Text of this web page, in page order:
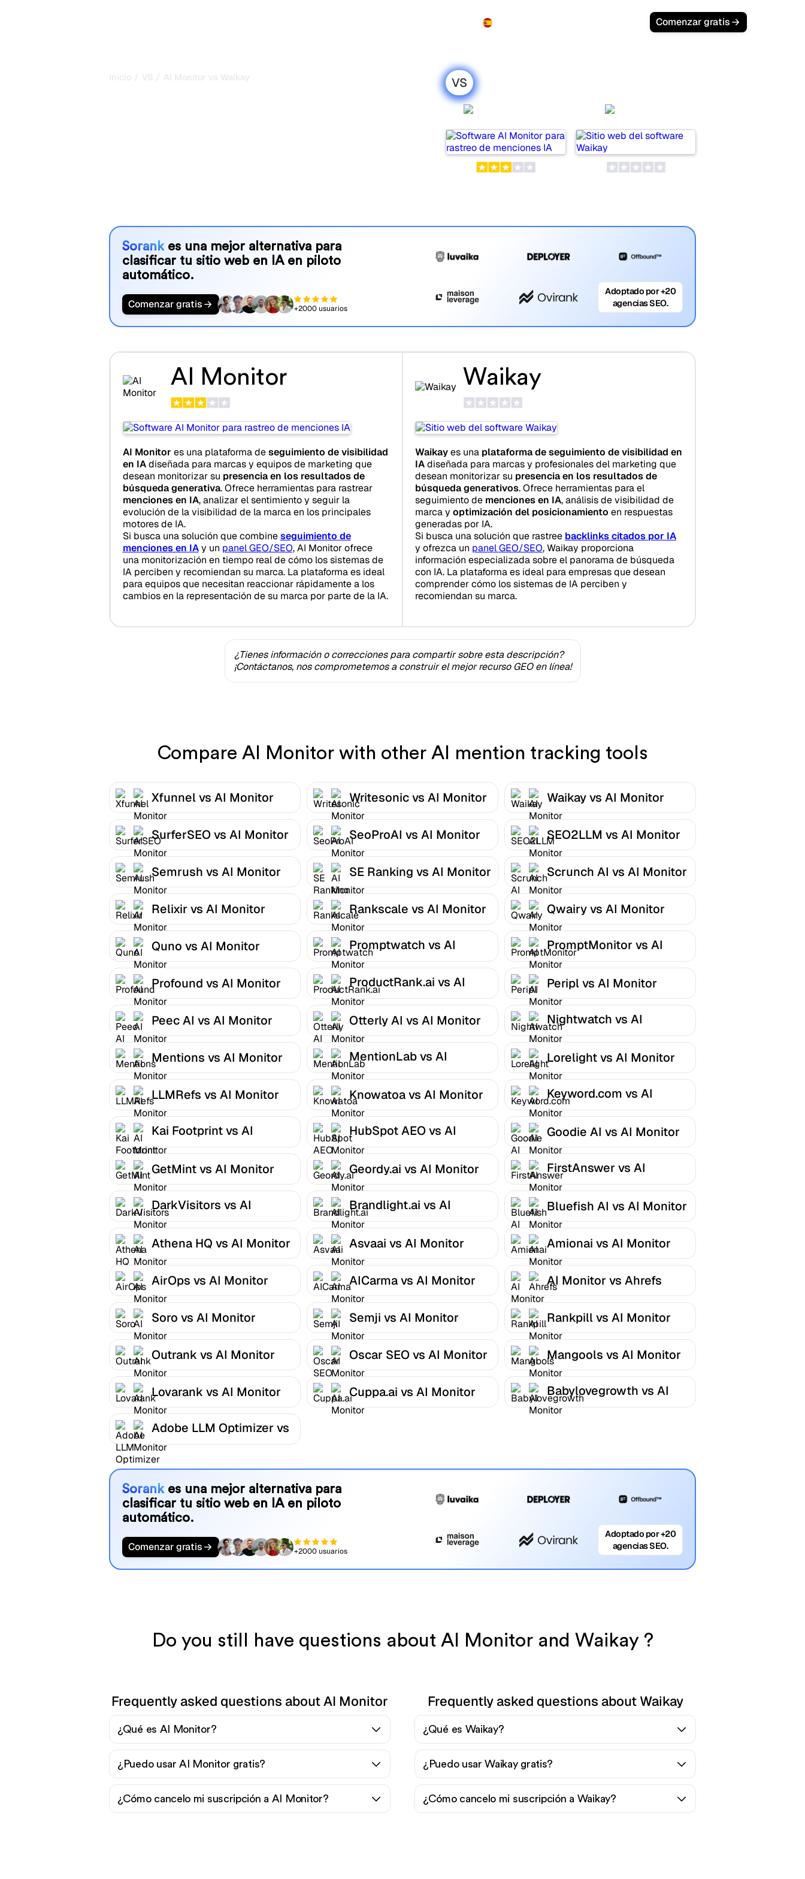
Comenzar gratis
Inicio / VS / AI Monitor vs Waikay VS
Sorankes una mejor alternativa para
clasificar tu sitio web en IA en piloto
automático.
Comenzar gratis +2000 usuarios
Adoptado por +20
agencias SEO.
AI Monitor
AI Monitor es una plataforma deseguimiento de visibilidad
en IAdiseñada para marcas y equipos de marketing que
desean monitorizar su presencia en los resultados de
búsqueda generativa. Ofrece herramientas para rastrear
menciones en IA, analizar el sentimiento y seguir la
evolución de la visibilidad de la marca en los principales
motores de IA.
Si busca una solución que combineseguimiento de
menciones en IAy un panel GEO/SEO, AI Monitor ofrece
una monitorización en tiempo real de cómo los sistemas de
IA perciben y recomiendan su marca. La plataforma es ideal
para equipos que necesitan reaccionar rápidamente a los
cambios en la representación de su marca por parte de la IA.
Waikay
Waikayes una plataforma de seguimiento de visibilidad en
IAdiseñada para marcas y profesionales del marketing que
desean monitorizar su presencia en los resultados de
búsqueda generativos. Ofrece herramientas para el
seguimiento de menciones en IA, análisis de visibilidad de
marca y optimización del posicionamiento en respuestas
generadas por IA.
Si busca una solución que rastree backlinks citados por IA
y ofrezca un panel GEO/SEO, Waikay proporciona
información especializada sobre el panorama de búsqueda
con IA. La plataforma es ideal para empresas que desean
comprender cómo los sistemas de IA perciben y
recomiendan su marca.
¿Tienes información o correcciones para compartir sobre esta descripción?
¡Contáctanos, nos comprometemos a construir el mejor recurso GEO en línea!
Compare AI Monitor with other AI mention tracking tools
Xfunnel vs AI Monitor Writesonic vs AI Monitor Waikay vs AI Monitor
SurferSEO vs AI Monitor SeoProAI vs AI Monitor SEO2LLM vs AI Monitor
Semrush vs AI Monitor SE Ranking vs AI Monitor Scrunch AI vs AI Monitor
Relixir vs AI Monitor Rankscale vs AI Monitor Qwairy vs AI Monitor
Quno vs AI Monitor
Promptwatch vs AI
Monitor
PromptMonitor vs AI
Monitor
Profound vs AI Monitor
ProductRank.ai vs AI
Monitor
Peripl vs AI Monitor
Peec AI vs AI Monitor Otterly AI vs AI Monitor
Nightwatch vs AI
Monitor
Mentions vs AI Monitor
MentionLab vs AI
Monitor
Lorelight vs AI Monitor
LLMRefs vs AI Monitor Knowatoa vs AI Monitor
Keyword.com vs AI
Monitor
Kai Footprint vs AI
Monitor
HubSpot AEO vs AI
Monitor
Goodie AI vs AI Monitor
GetMint vs AI Monitor Geordy.ai vs AI Monitor
FirstAnswer vs AI
Monitor
DarkVisitors vs AI
Monitor
Brandlight.ai vs AI
Monitor
Bluefish AI vs AI Monitor
Athena HQ vs AI Monitor Asvaai vs AI Monitor Amionai vs AI Monitor
AirOps vs AI Monitor AICarma vs AI Monitor AI Monitor vs Ahrefs
Soro vs AI Monitor Semji vs AI Monitor Rankpill vs AI Monitor
Outrank vs AI Monitor Oscar SEO vs AI Monitor Mangools vs AI Monitor
Lovarank vs AI Monitor Cuppa.ai vs AI Monitor
Babylovegrowth vs AI
Monitor
Adobe LLM Optimizer vs
AI Monitor
Sorankes una mejor alternativa para
clasificar tu sitio web en IA en piloto
automático.
Comenzar gratis +2000 usuarios
Adoptado por +20
agencias SEO.
Do you still have questions about AI Monitor and Waikay ?
Frequently asked questions about AI Monitor
¿Qué es AI Monitor?
¿Puedo usar AI Monitor gratis?
¿Cómo cancelo mi suscripción a AI Monitor?
Frequently asked questions about Waikay
¿Qué es Waikay?
¿Puedo usar Waikay gratis?
¿Cómo cancelo mi suscripción a Waikay?